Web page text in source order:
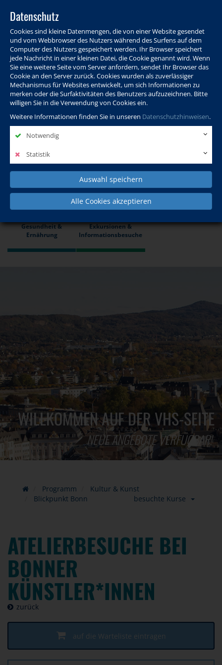
Datenschutz
Cookies sind kleine Datenmengen, die von einer Website gesendet
und vom Webbrowser des Nutzers während des Surfens auf dem
Computer des Nutzers gespeichert werden. Ihr Browser speichert
jede Nachricht in einer kleinen Datei, die Cookie genannt wird. Wenn
Sie eine weitere Seite vom Server anfordern, sendet Ihr Browser das
Cookie an den Server zurück. Cookies wurden als zuverlässiger
Mechanismus für Websites entwickelt, um sich Informationen zu
merken oder die Surfaktivitäten des Benutzers aufzuzeichnen. Bitte
willigen Sie in die Verwendung von Cookies ein.
Weitere Informationen finden Sie in unseren Datenschutzhinweisen.
Notwendig
Statistik
Auswahl speichern
Alle Cookies akzeptieren
Programm Info & Service Aktuelles Warenkorb Login
Ansprechpersonen Kontakt Sitemap
Politik, Wissenschaft &
Internationales
Beruf, IT & Digitales
Gesundheit &
Ernährung
Exkursionen &
Informationsbesuche
WILLKOMMEN AUF DER VHS-SEITE
NEUE ANGEBOTE VERFÜGBAR!
Programm
Kultur & Kunst
Blickpunkt Bonn
besuchte Kurse
ATELIERBESUCHE BEI
BONNER
KÜNSTLER*INNEN
zurück
auf die Warteliste eintragen